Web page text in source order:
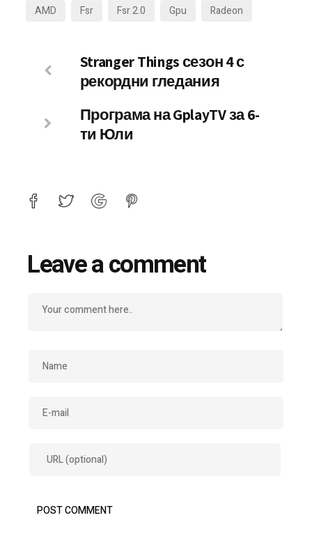
AMD Fsr Fsr 2.0 Gpu Radeon
Stranger Things сезон 4 с
рекордни гледания
Програма на GplayTV за 6-
ти Юли
Leave a comment